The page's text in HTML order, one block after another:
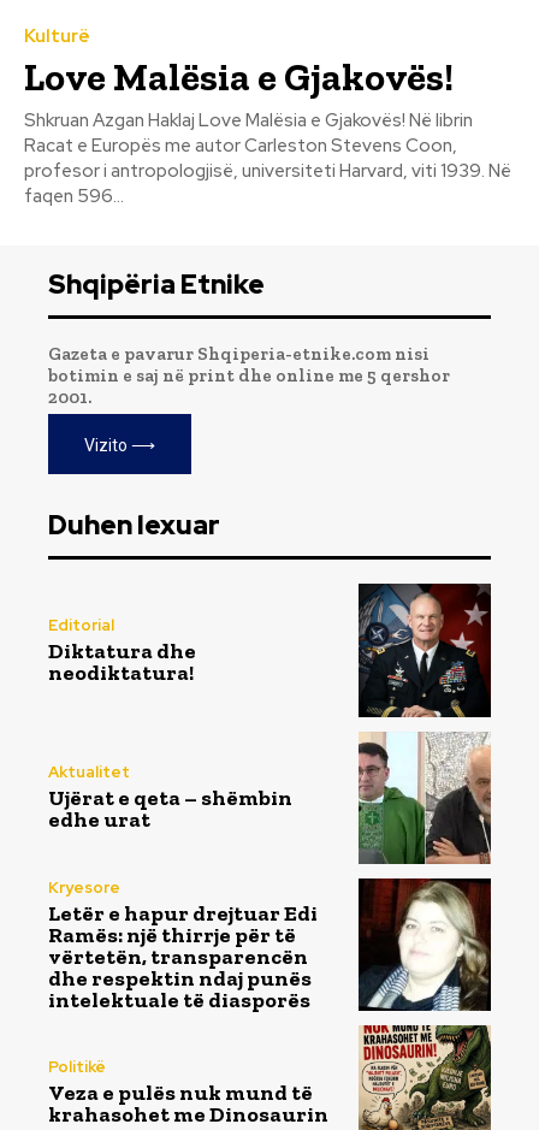
Kulturë
Love Malësia e Gjakovës!
Shkruan Azgan Haklaj Love Malësia e Gjakovës! Në librin
Racat e Europës me autor Carleston Stevens Coon,
profesor i antropologjisë, universiteti Harvard, viti 1939. Në
faqen 596...
Shqipëria Etnike
Gazeta e pavarur Shqiperia-etnike.com nisi
botimin e saj në print dhe online me 5 qershor
2001.
Vizito ⟶
Duhen lexuar
Editorial
Diktatura dhe
neodiktatura!
Aktualitet
Ujërat e qeta – shëmbin
edhe urat
Kryesore
Letër e hapur drejtuar Edi
Ramës: një thirrje për të
vërtetën, transparencën
dhe respektin ndaj punës
intelektuale të diasporës
Politikë
Veza e pulës nuk mund të
krahasohet me Dinosaurin